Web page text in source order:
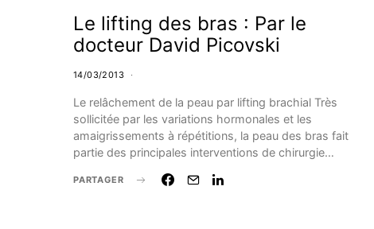
Le lifting des bras : Par le
docteur David Picovski
14/03/2013
Le relâchement de la peau par lifting brachial Très
sollicitée par les variations hormonales et les
amaigrissements à répétitions, la peau des bras fait
partie des principales interventions de chirurgie…
PARTAGER